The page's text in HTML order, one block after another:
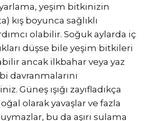
yeşim bitkinizin
kış boyunca sağlıklı
olabilir. Soğuk aylarda iç
düşse bile yeşim bitkileri
ancak ilkbahar veya yaz
davranmalarını
Güneş ışığı zayıfladıkça
olarak yavaşlar ve fazla
bu da aşırı sulama